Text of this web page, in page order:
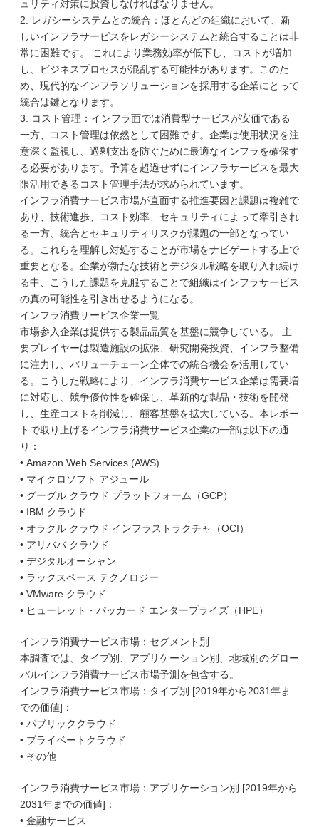
ュリティ対策に投資しなければなりません。
2. レガシーシステムとの統合：ほとんどの組織において、新
しいインフラサービスをレガシーシステムと統合することは非
常に困難です。 これにより業務効率が低下し、コストが増加
し、ビジネスプロセスが混乱する可能性があります。このた
め、現代的なインフラソリューションを採用する企業にとって
統合は鍵となります。
3. コスト管理：インフラ面では消費型サービスが安価である
一方、コスト管理は依然として困難です。企業は使用状況を注
意深く監視し、過剰支出を防ぐために最適なインフラを確保す
る必要があります。予算を超過せずにインフラサービスを最大
限活用できるコスト管理手法が求められています。
インフラ消費サービス市場が直面する推進要因と課題は複雑で
あり、技術進歩、コスト効率、セキュリティによって牽引され
る一方、統合とセキュリティリスクが課題の一部となってい
る。これらを理解し対処することが市場をナビゲートする上で
重要となる。企業が新たな技術とデジタル戦略を取り入れ続け
る中、こうした課題を克服することで組織はインフラサービス
の真の可能性を引き出せるようになる。
インフラ消費サービス企業一覧
市場参入企業は提供する製品品質を基盤に競争している。 主
要プレイヤーは製造施設の拡張、研究開発投資、インフラ整備
に注力し、バリューチェーン全体での統合機会を活用してい
る。こうした戦略により、インフラ消費サービス企業は需要増
に対応し、競争優位性を確保し、革新的な製品・技術を開発
し、生産コストを削減し、顧客基盤を拡大している。本レポー
トで取り上げるインフラ消費サービス企業の一部は以下の通
り：
• Amazon Web Services (AWS)
• マイクロソフト アジュール
• グーグル クラウド プラットフォーム（GCP）
• IBM クラウド
• オラクル クラウド インフラストラクチャ（OCI）
• アリババ クラウド
• デジタルオーシャン
• ラックスペース テクノロジー
• VMware クラウド
• ヒューレット・パッカード エンタープライズ（HPE）
インフラ消費サービス市場：セグメント別
本調査では、タイプ別、アプリケーション別、地域別のグロー
バルインフラ消費サービス市場予測を包含する。
インフラ消費サービス市場：タイプ別 [2019年から2031年ま
での価値]：
• パブリッククラウド
• プライベートクラウド
• その他
インフラ消費サービス市場：アプリケーション別 [2019年から
2031年までの価値]：
• 金融サービス